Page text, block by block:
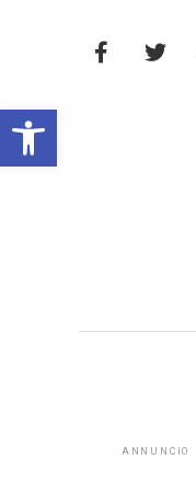
Open toolbar
ANNUNCIO